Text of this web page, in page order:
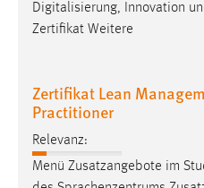
Digitalisierung, Innovation
Zertifikat Weitere
Zertifikat Lean
Practitioner
Relevanz:
Menü Zusatzangebote im
Cookie Laufzeit:
EXTERNE MEDIEN
Um Inhalte von
Plattformen anzeigen zu
externen Medien Cookies